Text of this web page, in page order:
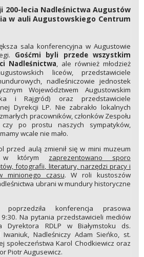
200-lecia Nadleśnictwa Augustów
w auli Augustowskiego Centrum
sala konferencyjna w Augustowie
Gośćmi byli przede wszystkim
Nadleśnictwa, ale również młodzież
liceów, przedstawiciele
nadleśniczowie jednostek
Województwem Augustowskim
i Rajgród) oraz przedstawiciele
Dyrekcji LP. Nie zabrakło lokalnych
pracowników, członków Zespołu
czy po prostu naszych sympatyków,
wcale nie mało.
przed aulą zmienił się w mini muzeum
w którym zaprezentowano sporo
fotografii, literatury, narzędzi pracy i
minionego czasu. W roli kustoszów
ubrani w mundury historyczne
poprzedziła konferencja prasowa
Na pytania przedstawicieli mediów
Dyrektora RDLP w Białymstoku ds.
Iwaniuk, Nadleśniczy Adam Sieńko, st.
społeczeństwa Karol Chodkiewicz oraz
Piotr Augusewicz.